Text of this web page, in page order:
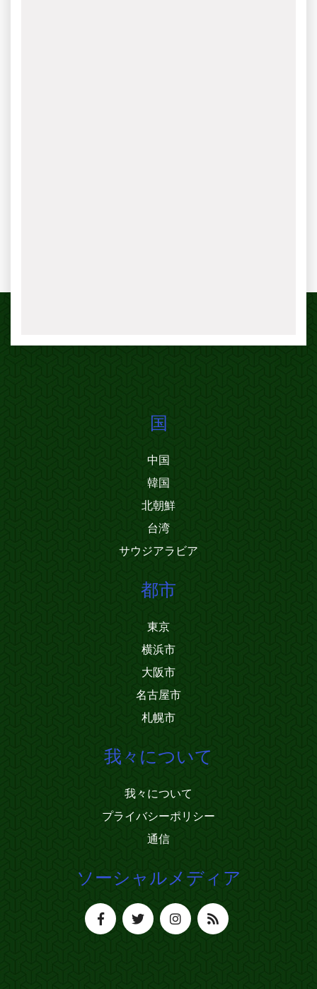
国
中国
韓国
北朝鮮
台湾
サウジアラビア
都市
東京
横浜市
大阪市
名古屋市
札幌市
我々について
我々について
プライバシーポリシー
通信
ソーシャルメディア